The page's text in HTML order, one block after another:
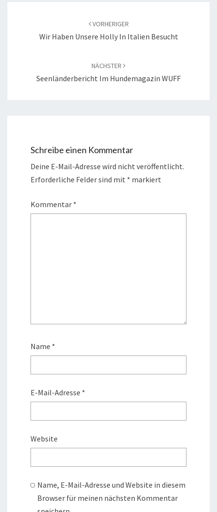
VORHERIGER
Wir Haben Unsere Holly In Italien Besucht
NÄCHSTER
Seenländerbericht Im Hundemagazin WUFF
Schreibe einen Kommentar
Deine E-Mail-Adresse wird nicht veröffentlicht.
Erforderliche Felder sind mit * markiert
Kommentar *
Name *
E-Mail-Adresse *
Website
Name, E-Mail-Adresse und Website in diesem
Browser für meinen nächsten Kommentar